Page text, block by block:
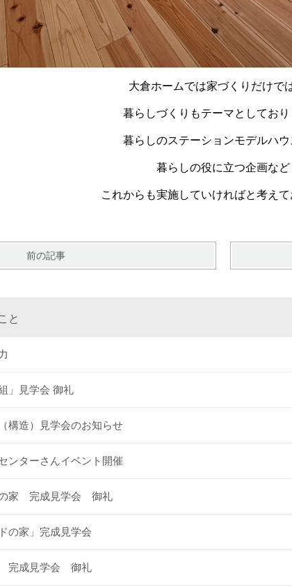
大倉ホームでは家づくりだけで
暮らしづくりもテーマとしてお
暮らしのステーションモデルハ
暮らしの役に立つ企画など
これからも実施していければと考え
前の記事
と
」見学会 御礼
構造）見学会のお知らせ
ンターさんイベント開催
の家 完成見学会 御礼
の家」完成見学会
完成見学会 御礼